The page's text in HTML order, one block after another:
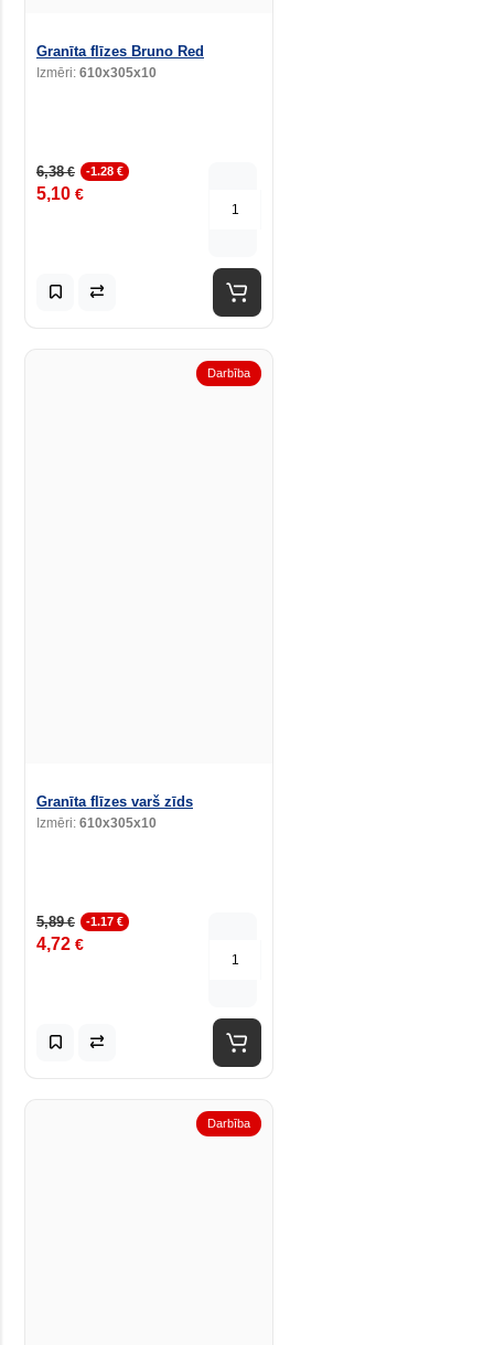
Granīta flīzes Bruno Red
Izmēri: 610x305x10
6,38€ -1.28 €
5,10 €
Darbība
Granīta flīzes varš zīds
Izmēri: 610x305x10
5,89€ -1.17 €
4,72 €
Darbība